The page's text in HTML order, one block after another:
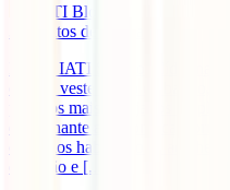
IATI Blog
minutos de leitura
Hoje a IATI Seguros, líder na
online, veste o fato de banho,
paraísos mais desejados do
de brilhante areia branca,
coloridos habituados a acolher
diversão e [...]